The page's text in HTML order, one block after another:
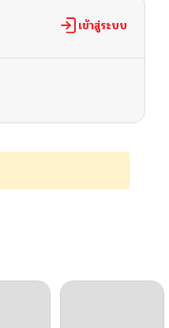
02/15/2026
02/15/2026
02/15/2026
เข้าสู่ระบบ